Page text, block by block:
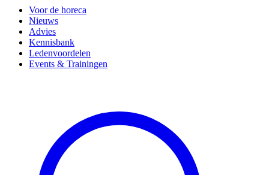
Voor de horeca
Nieuws
Advies
Kennisbank
Ledenvoordelen
Events & Trainingen